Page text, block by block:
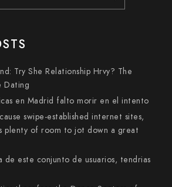
Try She Relationship Hrvy? The
Dating
en Madrid falto morir en el intento
swipe-established internet sites,
plenty of room to jot down a great
de este conjunto de usuarios, tendri­as